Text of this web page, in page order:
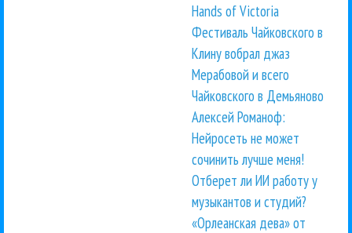
Hands of Victoria
Фестиваль Чайковского в
Клину вобрал джаз
Мерабовой и всего
Чайковского в Демьяново
Алексей Романоф:
Нейросеть не может
сочинить лучше меня!
Отберет ли ИИ работу у
музыкантов и студий?
«Орлеанская дева» от